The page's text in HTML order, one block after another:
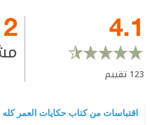
4.1
123 تقييم
اقتباسات من كتاب حكايات العمر كله